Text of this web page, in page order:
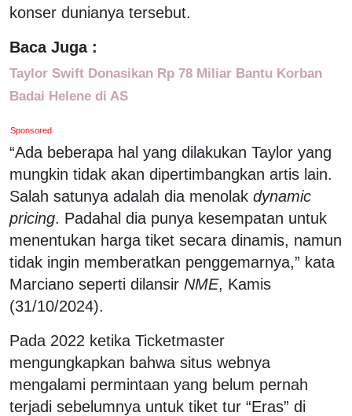
konser dunianya tersebut.
Baca Juga :
Taylor Swift Donasikan Rp 78 Miliar Bantu Korban
Badai Helene di AS
Sponsored
“Ada beberapa hal yang dilakukan Taylor yang
mungkin tidak akan dipertimbangkan artis lain.
Salah satunya adalah dia menolak dynamic
pricing. Padahal dia punya kesempatan untuk
menentukan harga tiket secara dinamis, namun
tidak ingin memberatkan penggemarnya,” kata
Marciano seperti dilansir NME, Kamis
(31/10/2024).
Pada 2022 ketika Ticketmaster
mengungkapkan bahwa situs webnya
mengalami permintaan yang belum pernah
terjadi sebelumnya untuk tiket tur “Eras” di